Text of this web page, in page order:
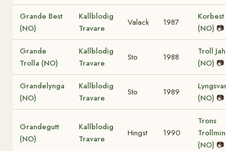
Grande Best
(NO)
Kallblodig
Travare
Valack 1987
Korbest
(NO) 📷
Grande
Trolla (NO)
Kallblodig
Travare
Sto 1988
Troll
(NO) 📷
Grandelynga
(NO)
Kallblodig
Travare
Sto 1989
(NO) 📷
Grandegutt
(NO)
Kallblodig
Travare
Hingst 1990
Trons
Trollmin
(NO) 📷